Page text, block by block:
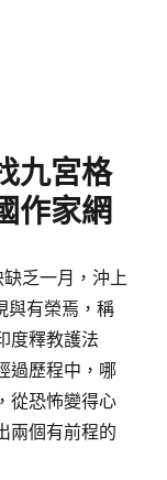
九宮格
作家網
乏一月，沖上
與有榮焉，稱
度釋教護法
過歷程中，哪
從恐怖變得心
兩個有前程的